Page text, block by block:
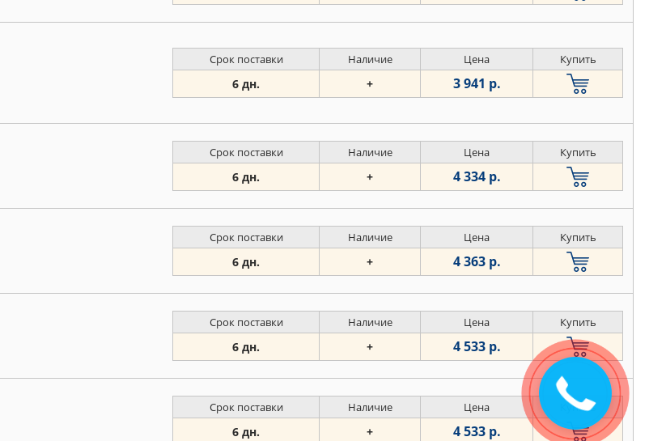
Срок поставки Наличие Цена Купить
6 дн. + 3 941 р.
Срок поставки Наличие Цена Купить
6 дн. + 4 334 р.
Срок поставки Наличие Цена Купить
6 дн. + 4 363 р.
Срок поставки Наличие Цена Купить
6 дн. + 4 533 р.
Срок поставки Наличие Цена Купить
6 дн. + 4 533 р.
Закажите
звонок